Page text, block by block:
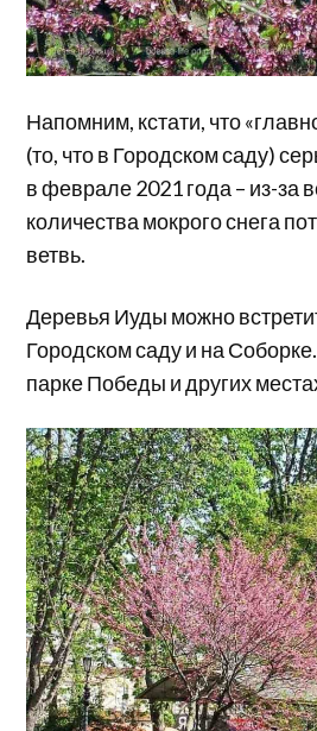
Напомним, кстати, что
(то, что в Городском саду)
в феврале 2021 года – из-за
количества мокрого снега
ветвь.
Деревья Иуды можно
Городском саду и на
парке Победы и других